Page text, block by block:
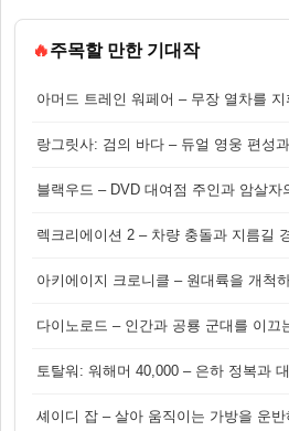
🔥주목할 만한 기대작